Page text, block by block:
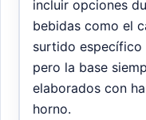
incluir opciones
bebidas como el
surtido específico
pero la base
elaborados con
horno.